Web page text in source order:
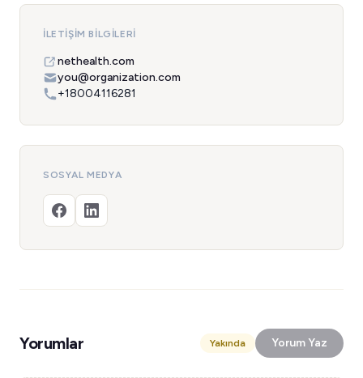
İLETIŞIM BILGILERI
nethealth.com
you@organization.com
+18004116281
SOSYAL MEDYA
Yorumlar Yakında Yorum Yaz